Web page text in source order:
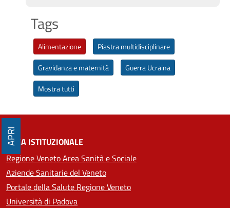
Tags
Alimentazione
Piastra multidisciplinare
Gravidanza e maternità
Guerra Ucraina
Mostra tutti
APRI
AREA ISTITUZIONALE
Regione Veneto Area Sanità e Sociale
Aziende Sanitarie del Veneto
Portale della Salute Regione Veneto
Università di Padova